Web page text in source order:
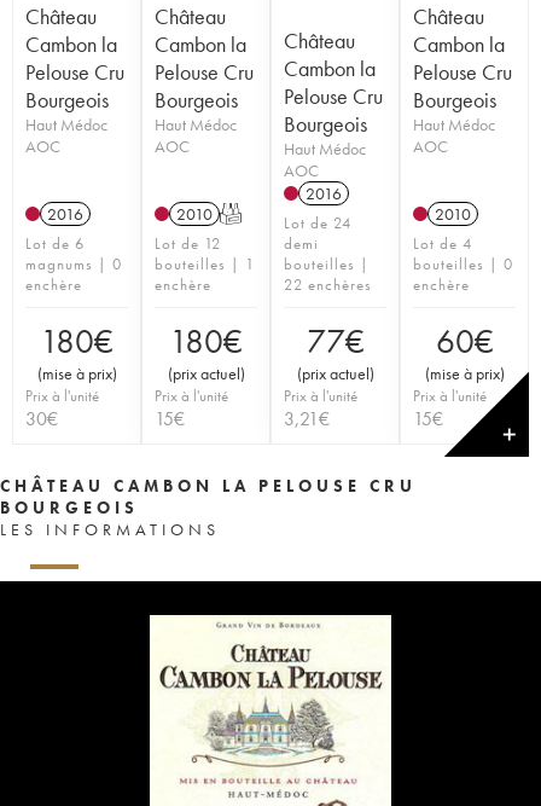
Château
Cambon la
Pelouse Cru
Bourgeois
Haut Médoc
AOC
2016
Lot de 6
magnums | 0
enchère
180€
(mise à prix)
Prix à l'unité
30€
Château
Cambon la
Pelouse Cru
Bourgeois
Haut Médoc
AOC
2010 T
Lot de 12
bouteilles | 1
enchère
180€
(prix actuel)
Prix à l'unité
15€
Château
Cambon la
Pelouse Cru
Bourgeois
Haut Médoc
AOC
2016
Lot de 24
demi
bouteilles |
22 enchères
77€
(prix actuel)
Prix à l'unité
3,21€
Château
Cambon la
Pelouse Cru
Bourgeois
Haut Médoc
AOC
2010
Lot de 4
bouteilles | 0
enchère
60€
(mise à prix)
Prix à l'unité
15€
✕
CHÂTEAU CAMBON LA PELOUSE CRU
BOURGEOIS
LES INFORMATIONS